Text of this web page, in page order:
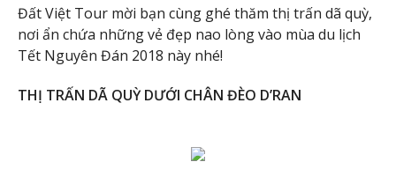
Đất Việt Tour mời bạn cùng ghé thăm thị trấn dã quỳ,
nơi ẩn chứa những vẻ đẹp nao lòng vào mùa du lịch
Tết Nguyên Đán 2018 này nhé!
THỊ TRẤN DÃ QUỲ DƯỚI CHÂN ĐÈO D’RAN